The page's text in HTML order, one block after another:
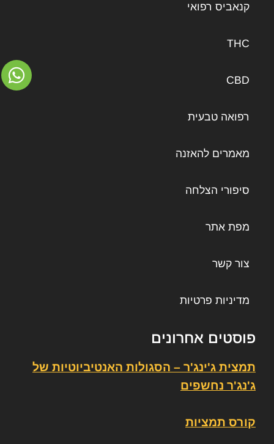
קנאביס רפואי
THC
CBD
רפואה טבעית
מאמרים להאזנה
סיפורי הצלחה
מפת אתר
צור קשר
מדיניות פרטיות
פוסטים אחרונים
תמצית ג'ינג'ר – הסגולות האנטיביוטיות של
ג'נג'ר נחשפים
קורס תמציות